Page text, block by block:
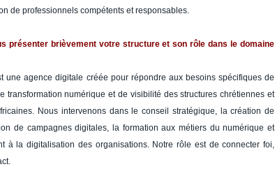
de professionnels compétents et responsables.
présenter brièvement votre structure et son rôle dans le domaine
une agence digitale créée pour répondre aux besoins spécifiques de
transformation numérique et de visibilité des structures chrétiennes et
Nous intervenons dans le conseil stratégique, la création de
de campagnes digitales, la formation aux métiers du numérique et
à la digitalisation des organisations. Notre rôle est de connecter foi,